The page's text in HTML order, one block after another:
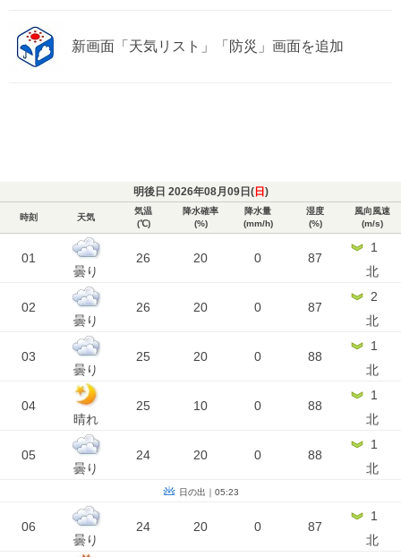
新画面「天気リスト」「防災」画面を追加
明後日 2026年08月09日(日 )
時刻 天気
気温
(℃)
降水確率
(%)
降水量
(mm/h)
湿度
(%)
風向風速
(m/s)
01
曇り
26 20 0 87
1
北
02
曇り
26 20 0 87
2
北
03
曇り
25 20 0 88
1
北
04
晴れ
25 10 0 88
1
北
05
曇り
24 20 0 88
1
北
日の出｜05:23
06
曇り
24 20 0 87
1
北